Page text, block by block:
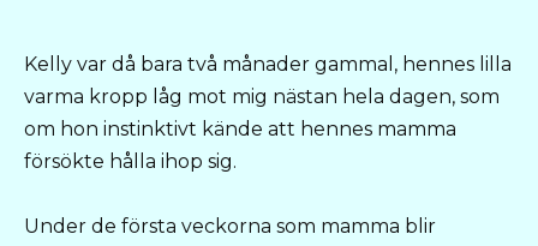
Kelly var då bara två månader gammal, hennes lilla
varma kropp låg mot mig nästan hela dagen, som
om hon instinktivt kände att hennes mamma
försökte hålla ihop sig.
Under de första veckorna som mamma blir